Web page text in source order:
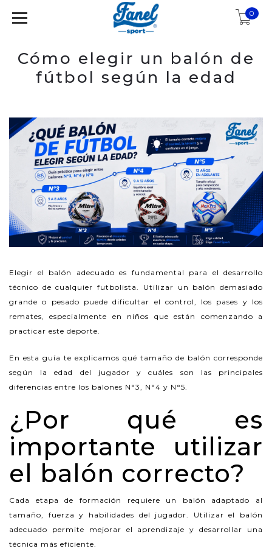
0
Cómo elegir un balón de
fútbol según la edad
Elegir el balón adecuado es fundamental para el desarrollo
técnico de cualquier futbolista. Utilizar un balón demasiado
grande o pesado puede dificultar el control, los pases y los
remates, especialmente en niños que están comenzando a
practicar este deporte.
En esta guía te explicamos qué tamaño de balón corresponde
según la edad del jugador y cuáles son las principales
diferencias entre los balones N°3, N°4 y N°5.
¿Por qué es
importante utilizar
el balón correcto?
Cada etapa de formación requiere un balón adaptado al
tamaño, fuerza y habilidades del jugador. Utilizar el balón
adecuado permite mejorar el aprendizaje y desarrollar una
técnica más eficiente.